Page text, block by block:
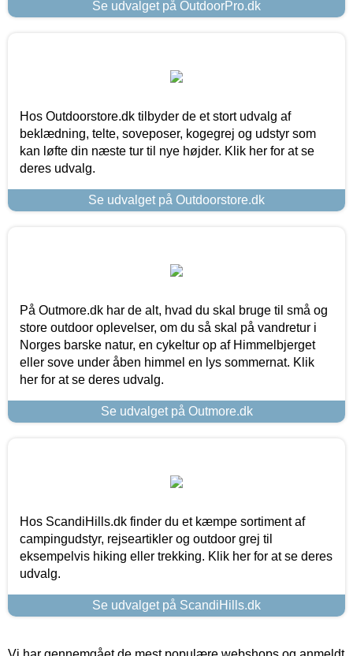
Se udvalget på OutdoorPro.dk
Hos Outdoorstore.dk tilbyder de et stort udvalg af
beklædning, telte, soveposer, kogegrej og udstyr som
kan løfte din næste tur til nye højder. Klik her for at se
deres udvalg.
Se udvalget på Outdoorstore.dk
På Outmore.dk har de alt, hvad du skal bruge til små og
store outdoor oplevelser, om du så skal på vandretur i
Norges barske natur, en cykeltur op af Himmelbjerget
eller sove under åben himmel en lys sommernat. Klik
her for at se deres udvalg.
Se udvalget på Outmore.dk
Hos ScandiHills.dk finder du et kæmpe sortiment af
campingudstyr, rejseartikler og outdoor grej til
eksempelvis hiking eller trekking. Klik her for at se deres
udvalg.
Se udvalget på ScandiHills.dk